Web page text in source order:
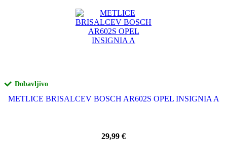
Dobavljivo
METLICE BRISALCEV BOSCH AR602S OPEL INSIGNIA A
29,99 €